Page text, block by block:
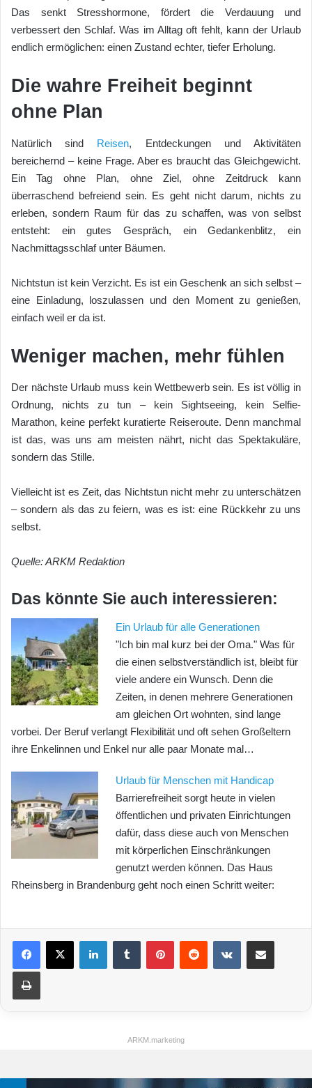
Das senkt Stresshormone, fördert die Verdauung und
verbessert den Schlaf. Was im Alltag oft fehlt, kann der Urlaub
endlich ermöglichen: einen Zustand echter, tiefer Erholung.
Die wahre Freiheit beginnt
ohne Plan
Natürlich sind Reisen, Entdeckungen und Aktivitäten
bereichernd – keine Frage. Aber es braucht das Gleichgewicht.
Ein Tag ohne Plan, ohne Ziel, ohne Zeitdruck kann
überraschend befreiend sein. Es geht nicht darum, nichts zu
erleben, sondern Raum für das zu schaffen, was von selbst
entsteht: ein gutes Gespräch, ein Gedankenblitz, ein
Nachmittagsschlaf unter Bäumen.
Nichtstun ist kein Verzicht. Es ist ein Geschenk an sich selbst –
eine Einladung, loszulassen und den Moment zu genießen,
einfach weil er da ist.
Weniger machen, mehr fühlen
Der nächste Urlaub muss kein Wettbewerb sein. Es ist völlig in
Ordnung, nichts zu tun – kein Sightseeing, kein Selfie-
Marathon, keine perfekt kuratierte Reiseroute. Denn manchmal
ist das, was uns am meisten nährt, nicht das Spektakuläre,
sondern das Stille.
Vielleicht ist es Zeit, das Nichtstun nicht mehr zu unterschätzen
– sondern als das zu feiern, was es ist: eine Rückkehr zu uns
selbst.
Quelle: ARKM Redaktion
Das könnte Sie auch interessieren:
Ein Urlaub für alle Generationen
"Ich bin mal kurz bei der Oma." Was für
die einen selbstverständlich ist, bleibt für
viele andere ein Wunsch. Denn die
Zeiten, in denen mehrere Generationen
am gleichen Ort wohnten, sind lange
vorbei. Der Beruf verlangt Flexibilität und oft sehen Großeltern
ihre Enkelinnen und Enkel nur alle paar Monate mal…
Urlaub für Menschen mit Handicap
Barrierefreiheit sorgt heute in vielen
öffentlichen und privaten Einrichtungen
dafür, dass diese auch von Menschen
mit körperlichen Einschränkungen
genutzt werden können. Das Haus
Rheinsberg in Brandenburg geht noch einen Schritt weiter:
ARKM.marketing